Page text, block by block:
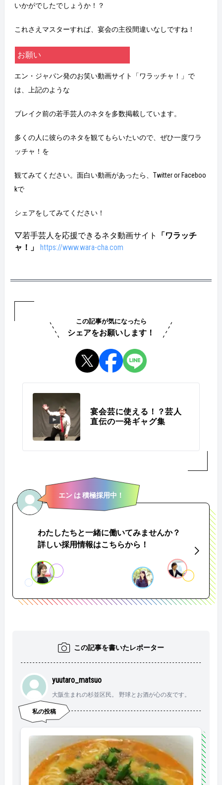
いかがでしたでしょうか！？
これさえマスターすれば、宴会の主役間違いなしですね！
お願い
エン・ジャパン発のお笑い動画サイト「ワラッチャ！」で
は、上記のような
ブレイク前の若手芸人のネタを多数掲載しています。
多くの人に彼らのネタを観てもらいたいので、ぜひ一度ワラ
ッチャ！を
観てみてください。面白い動画があったら、Twitter or Faceboo
kで
シェアをしてみてください！
▽若手芸人を応援できるネタ動画サイト
「ワラッチ
ャ！」
https://www.wara-cha.com
この記事が気になったら
シェアをお願いします！
宴会芸に使える！？芸人
直伝の一発ギャグ集
エン は 積極採用中！
わたしたちと一緒に働いてみませんか？
詳しい採用情報はこちらから！
この記事を書いたレポーター
yuutaro_matsuo
大阪生まれの杉並区民。 野球とお酒が心の友です。
私の投稿